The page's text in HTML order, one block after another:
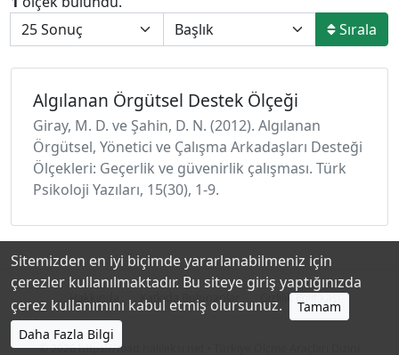
Sırala
Algılanan Örgütsel Destek Ölçeği
Giray, M. D. ve Şahin, D. N. (2012). Algılanan
Örgütsel, Yönetici ve Çalışma Arkadaşları Desteği
Ölçekleri: Geçerlik ve güvenirlik çalışması. Türk
Psikoloji Yazıları, 15(30), 1-9.
Hakkında Katkıda Bulunanlar Gizlilik Politikası
© 2026https://toad.halileksi.net
Sitemizden en iyi biçimde yararlanabilmeniz için
çerezler kullanılmaktadır. Bu siteye giriş yaptığınızda
çerez kullanımını kabul etmiş olursunuz.
Tamam
Daha Fazla Bilgi